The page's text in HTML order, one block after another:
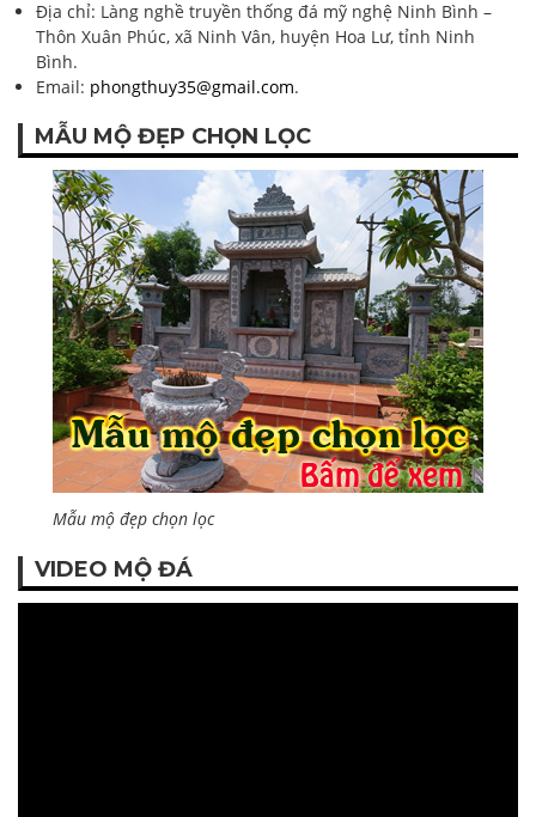
Địa chỉ: Làng nghề truyền thống đá mỹ nghệ Ninh Bình –
Thôn Xuân Phúc, xã Ninh Vân, huyện Hoa Lư, tỉnh Ninh
Bình.
Email: phongthuy35@gmail.com.
MẪU MỘ ĐẸP CHỌN LỌC
Mẫu mộ đẹp chọn lọc
VIDEO MỘ ĐÁ